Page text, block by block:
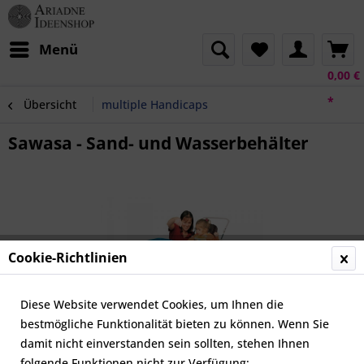
Menü
0,00 €
*
Übersicht multiple Handicaps
Sawasa - Sand- und Wasserbehälter
Cookie-Richtlinien
Diese Website verwendet Cookies, um Ihnen die
bestmögliche Funktionalität bieten zu können. Wenn Sie
damit nicht einverstanden sein sollten, stehen Ihnen